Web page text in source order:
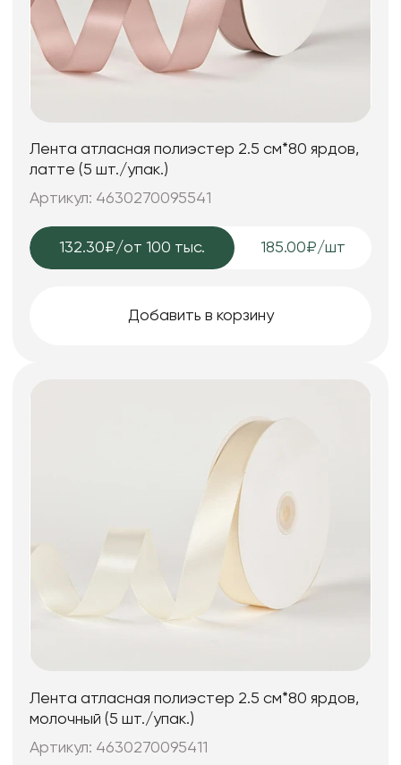
Лента атласная полиэстер 2.5 см*80 ярдов,
латте (5 шт./упак.)
Артикул: 4630270095541
132.30₽/от 100 тыс. 185.00₽/шт
Добавить в корзину
Лента атласная полиэстер 2.5 см*80 ярдов,
молочный (5 шт./упак.)
Артикул: 4630270095411